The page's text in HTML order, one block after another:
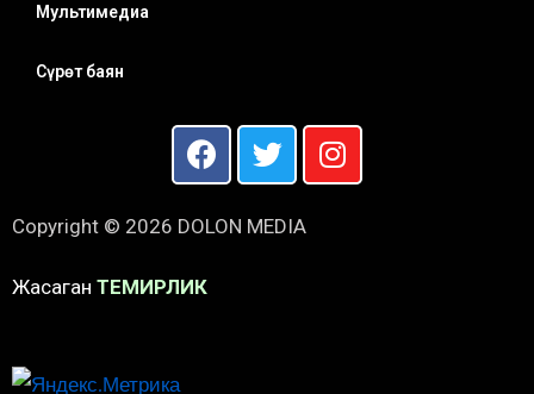
Мультимедиа
Сүрөт баян
Copyright © 2026 DOLON MEDIA
Жасаган ТЕМИРЛИК